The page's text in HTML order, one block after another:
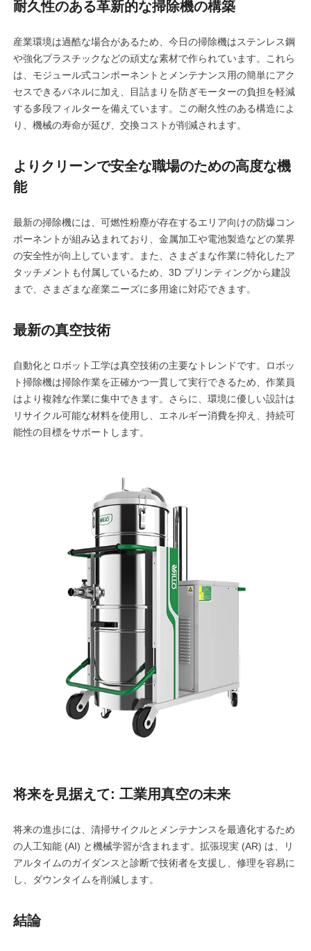
耐久性のある革新的な掃除機の構築
産業環境は過酷な場合があるため、今日の掃除機はステンレス鋼
や強化プラスチックなどの頑丈な素材で作られています。これら
は、モジュール式コンポーネントとメンテナンス用の簡単にアク
セスできるパネルに加え、目詰まりを防ぎモーターの負担を軽減
する多段フィルターを備えています。この耐久性のある構造によ
り、機械の寿命が延び、交換コストが削減されます。
よりクリーンで安全な職場のための高度な機
能
最新の掃除機には、可燃性粉塵が存在するエリア向けの防爆コン
ポーネントが組み込まれており、金属加工や電池製造などの業界
の安全性が向上しています。また、さまざまな作業に特化したア
タッチメントも付属しているため、3D プリンティングから建設
まで、さまざまな産業ニーズに多用途に対応できます。
最新の真空技術
自動化とロボット工学は真空技術の主要なトレンドです。ロボッ
ト掃除機は掃除作業を正確かつ一貫して実行できるため、作業員
はより複雑な作業に集中できます。さらに、環境に優しい設計は
リサイクル可能な材料を使用し、エネルギー消費を抑え、持続可
能性の目標をサポートします。
将来を見据えて: 工業用真空の未来
将来の進歩には、清掃サイクルとメンテナンスを最適化するため
の人工知能 (AI) と機械学習が含まれます。拡張現実 (AR) は、リ
アルタイムのガイダンスと診断で技術者を支援し、修理を容易に
し、ダウンタイムを削減します。
結論